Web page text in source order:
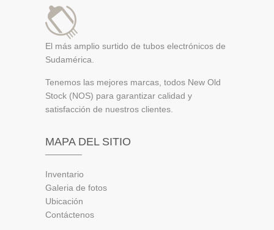
El más amplio surtido de tubos electrónicos de
Sudamérica.
Tenemos las mejores marcas, todos New Old
Stock (NOS) para garantizar calidad y
satisfacción de nuestros clientes.
MAPA DEL SITIO
Inventario
Galeria de fotos
Ubicación
Contáctenos